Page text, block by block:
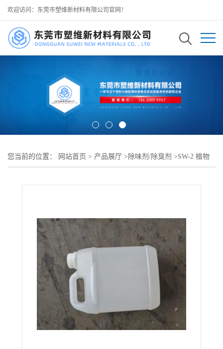
欢迎访问：东莞市塑维新材料有限公司官网！
您当前的位置： 网站首页 > 产品展厅 > 除味剂/除臭剂 >SW-2 植物